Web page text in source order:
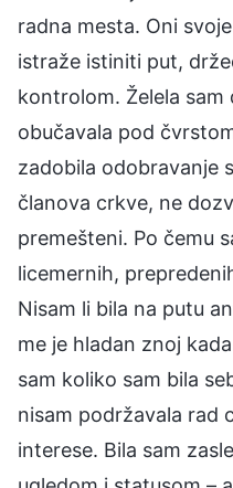
radna mesta. Oni
istraže istiniti put,
kontrolom. Želela sam
obučavala pod
zadobila odobravanje
članova crkve, ne
premešteni. Po čemu
licemernih,
Nisam li bila na putu
me je hladan znoj
sam koliko sam bila
nisam podržavala rad
interese. Bila sam